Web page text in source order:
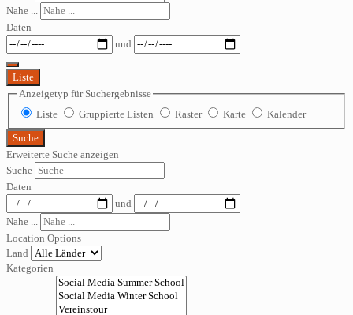
Nahe ...
Daten
und
Liste
Anzeigetyp für Suchergebnisse
Liste
Gruppierte Listen Raster Karte Kalender
Suche
Erweiterte Suche anzeigen
Suche
Daten
und
Nahe ...
Location Options
Land
Kategorien